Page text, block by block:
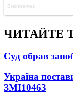
ЧИТАЙТЕ
Суд обрав
Україна
ЗМІ10463